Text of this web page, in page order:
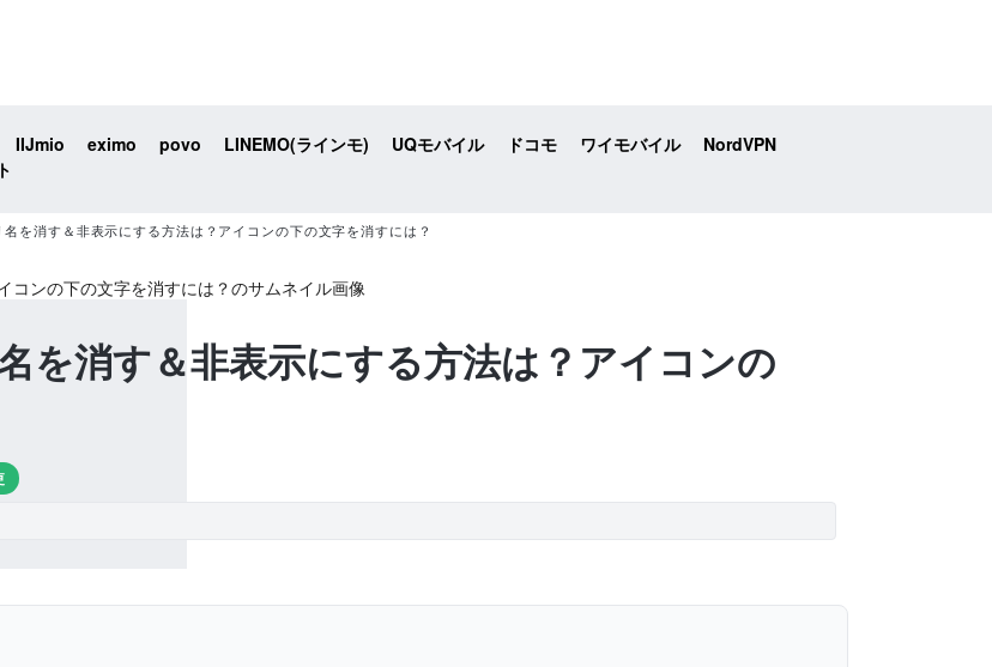
IIJmio eximo povo LINEMO(ラインモ) UQモバイル ドコモ ワイモバイル
NordVPN
を消す＆非表示にする方法は？アイコンの下の文字を消すには？
を消す＆非表示にする方法は？アイコンの